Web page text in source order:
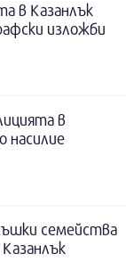
в Казанлък
изложби
в
насилие
семейства